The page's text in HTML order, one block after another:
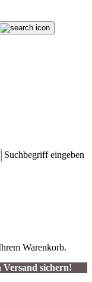
Suchbegriff eingeben
Warenkorb.
Versand sichern!